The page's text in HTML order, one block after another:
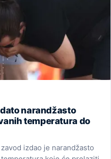
narandžasto
temperatura do
izdao je narandžasto